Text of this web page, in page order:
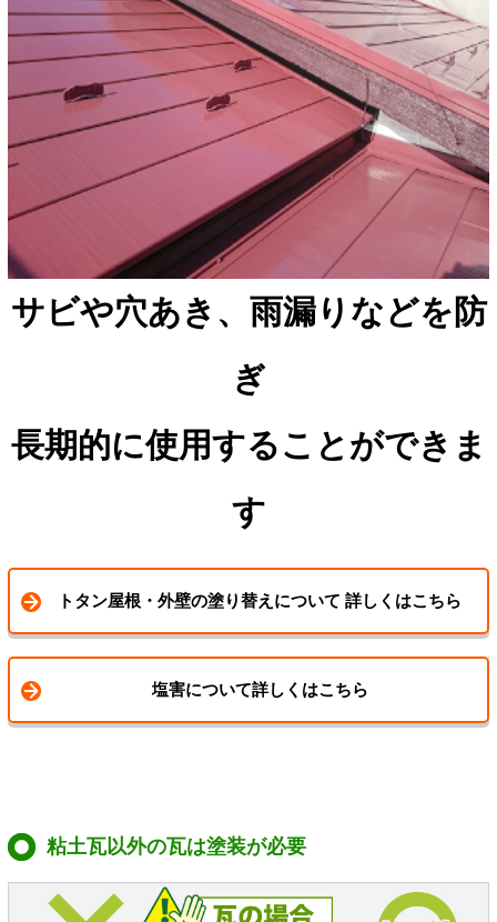
サビや穴あき、雨漏りなどを防
ぎ
長期的に使用することができま
す
トタン屋根・外壁の塗り替えについて 詳しくはこちら
塩害について詳しくはこちら
粘土瓦以外の瓦は塗装が必要